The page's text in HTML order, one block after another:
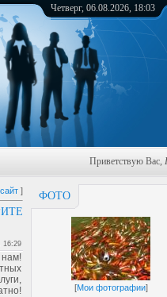
Четверг, 06.08.2026, 18:03
Приветствую Вас,
ФОТО
[Мои фотографии]
]
16:29